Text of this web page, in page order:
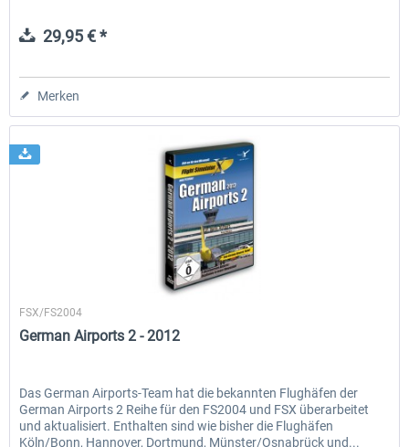
29,95 € *
Merken
Aerosoft
FSX/FS2004
German Airports 2 - 2012
Das German Airports-Team hat die bekannten Flughäfen der
German Airports 2 Reihe für den FS2004 und FSX überarbeitet
und aktualisiert. Enthalten sind wie bisher die Flughäfen
Köln/Bonn, Hannover, Dortmund, Münster/Osnabrück und...